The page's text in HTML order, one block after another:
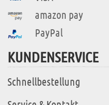
amazon pay
PayPal
KUNDENSERVICE
Schnellbestellung